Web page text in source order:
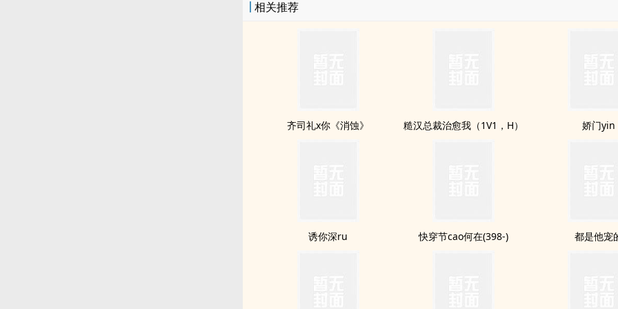
相关推荐
齐司礼x你《消蚀》 糙汉总裁治愈我（1V1，H） 娇门yin
诱你深ru 快穿节cao何在(398-) 都是他宠